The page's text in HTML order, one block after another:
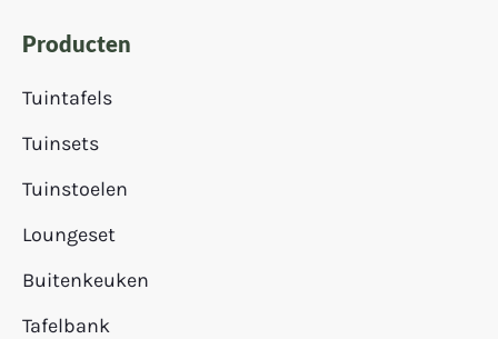
Producten
Tuintafels
Tuinsets
Tuinstoelen
Loungeset
Buitenkeuken
Tafelbank